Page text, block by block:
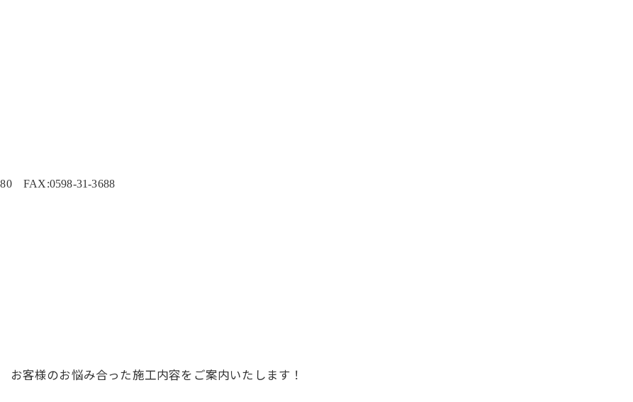
FAX:0598-31-3688
お客様のお悩み合った施工内容をご案内いたします！